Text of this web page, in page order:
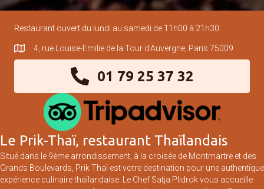
Restaurant ouvert du lundi au samedi de 11h00 à 21h30
4, rue Louise-Emilie de la Tour d'Auvergne, Paris 75009
01 79 25 37 32
Le Prik-Thaï, restaurant Thaïlandais
Situé dans le 9ème arrondissement, à la croisée de Montmartre et des
Grands Boulevards, Prik Thaï est votre destination pour une authentique
expérience culinaire thaïlandaise. Le Chef Satja Plidrokvous accueille